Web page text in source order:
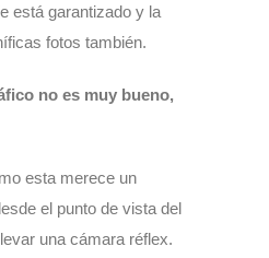
está garantizado y la
fotos también.
no es muy bueno,
esta merece un
el punto de vista del
una cámara réflex.